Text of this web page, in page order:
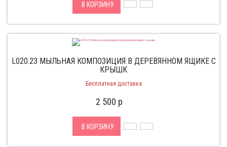
В КОРЗИНУ
L020.23 МЫЛЬНАЯ КОМПОЗИЦИЯ В ДЕРЕВЯННОМ ЯЩИКЕ С
КРЫШК
Бесплатная доставка
2 500 p
В КОРЗИНУ